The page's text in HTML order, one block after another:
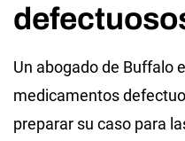
Un abogado de Buffalo
medicamentos
preparar su caso para